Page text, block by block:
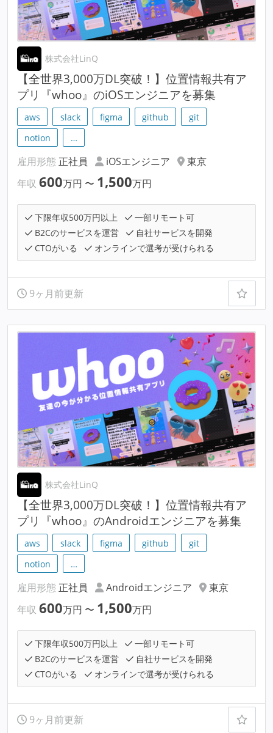
株式会社LinQ
【全世界3,000万DL突破！】位置情報共有ア
プリ『whoo』のiOSエンジニアを募集
aws slack figma github
git
notion
…
雇用形態 正社員 iOSエンジニア
東京
年収 600万円 〜 1,500万円
下限年収500万円以上
一部リモート可
B2Cのサービスを運営
自社サービスを開発
CTOがいる
オンラインで選考が受けられる
9ヶ月前更新
株式会社LinQ
【全世界3,000万DL突破！】位置情報共有ア
プリ『whoo』のAndroidエンジニアを募集
aws slack figma github
git
notion
…
雇用形態 正社員 Androidエンジニア
東京
年収 600万円 〜 1,500万円
下限年収500万円以上
一部リモート可
B2Cのサービスを運営
自社サービスを開発
CTOがいる
オンラインで選考が受けられる
9ヶ月前更新